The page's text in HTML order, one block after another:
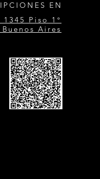
EN
Piso 1°
Aires